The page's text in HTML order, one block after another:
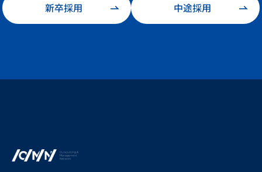
新卒採用 中途採用